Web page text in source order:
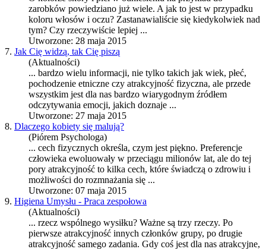
zarobków powiedziano już wiele. A jak to jest w przypadku
koloru włosów i oczu? Zastanawialiście się kiedykolwiek nad
tym? Czy rzeczywiście lepiej ...
Utworzone: 28 maja 2015
7. Jak Cię widzą, tak Cię piszą
(Aktualności)
... bardzo wielu informacji, nie tylko takich jak wiek, płeć,
pochodzenie etniczne czy atrakcyjność fizyczna, ale przede
wszystkim jest dla nas bardzo wiarygodnym źródłem
odczytywania emocji, jakich doznaje ...
Utworzone: 27 maja 2015
8. Dlaczego kobiety się malują?
(Piórem Psychologa)
... cech fizycznych określa, czym jest piękno. Preferencje
człowieka ewoluowały w przeciągu milionów lat, ale do tej
pory atrakcyjność to kilka cech, które świadczą o zdrowiu i
możliwości do rozmnażania się ...
Utworzone: 07 maja 2015
9. Higiena Umysłu - Praca zespołowa
(Aktualności)
... rzecz wspólnego wysiłku? Ważne są trzy rzeczy. Po
pierwsze atrakcyjność innych członków grupy, po drugie
atrakcyjność samego zadania. Gdy coś jest dla nas atrakcyjne,